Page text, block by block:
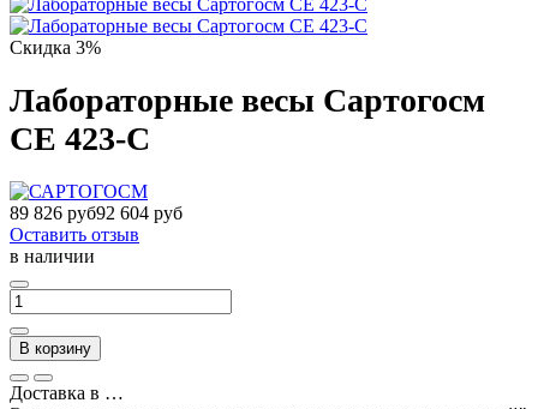
Скидка 3%
Лабораторные весы Сартогосм
СЕ 423-С
89 826 руб92 604 руб
Оставить отзыв
в наличии
В корзину
Доставка в …